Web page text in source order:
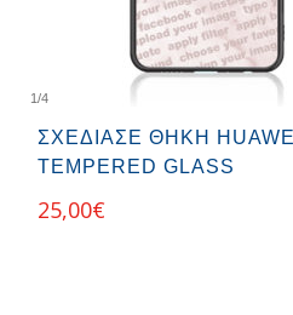
1/4
ΣΧΕΔΊΑΣΕ ΘΉΚΗ
TEMPERED GLASS
25,00€